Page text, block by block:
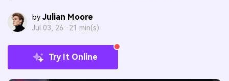
by Julian Moore
Jul 03, 26 · 21 min(s)
Try It Online